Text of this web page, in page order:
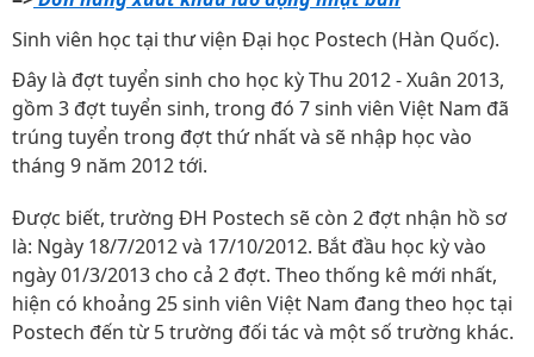
Sinh viên học tại thư viện Đại học Postech (Hàn Quốc).
Đây là đợt tuyển sinh cho học kỳ Thu 2012 - Xuân 2013,
gồm 3 đợt tuyển sinh, trong đó 7 sinh viên Việt Nam đã
trúng tuyển trong đợt thứ nhất và sẽ nhập học vào
tháng 9 năm 2012 tới.
Được biết, trường ĐH Postech sẽ còn 2 đợt nhận hồ sơ
là: Ngày 18/7/2012 và 17/10/2012. Bắt đầu học kỳ vào
ngày 01/3/2013 cho cả 2 đợt. Theo thống kê mới nhất,
hiện có khoảng 25 sinh viên Việt Nam đang theo học tại
Postech đến từ 5 trường đối tác và một số trường khác.